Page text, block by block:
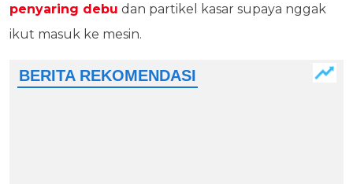
penyaring debu dan partikel kasar supaya nggak
ikut masuk ke mesin.